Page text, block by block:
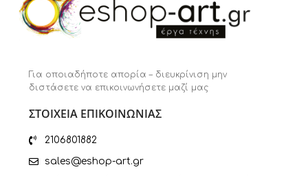
Για οποιαδήποτε απορία – διευκρίνιση μην
διστάσετε να επικοινωνήσετε μαζί μας
ΣΤΟΙΧΕΙΑ ΕΠΙΚΟΙΝΩΝΙΑΣ
2106801882
sales@eshop-art.gr